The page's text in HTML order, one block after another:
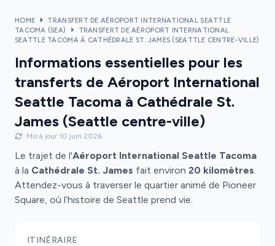
HOME
TRANSFERT DE AÉROPORT INTERNATIONAL SEATTLE
TACOMA (SEA)
TRANSFERT DE AÉROPORT INTERNATIONAL
SEATTLE TACOMA À CATHÉDRALE ST. JAMES (SEATTLE CENTRE-VILLE)
Informations essentielles pour les
transferts de Aéroport International
Seattle Tacoma à Cathédrale St.
James (Seattle centre-ville)
Mis à jour 10 juin 2026
Le trajet de l'Aéroport International Seattle Tacoma
à la Cathédrale St. James fait environ 20 kilomètres.
Attendez-vous à traverser le quartier animé de Pioneer
Square, où l’histoire de Seattle prend vie.
ITINÉRAIRE